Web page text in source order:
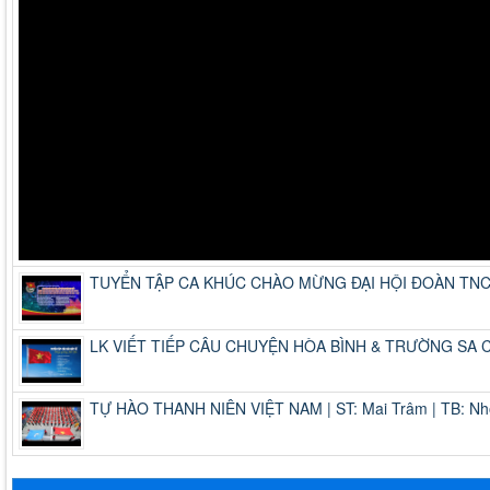
TUYỂN TẬP CA KHÚC CHÀO MỪNG ĐẠI HỘI ĐOÀN
LK VIẾT TIẾP CÂU CHUYỆN HÒA BÌNH & TRƯỜNG
TỰ HÀO THANH NIÊN VIỆT NAM | ST: Mai Trâm | TB: